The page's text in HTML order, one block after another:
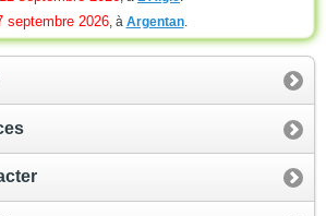
septembre 2026, à Argentan.